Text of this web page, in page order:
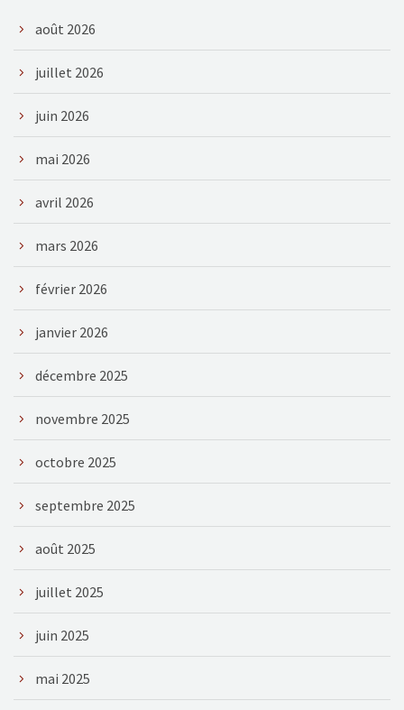
août 2026
juillet 2026
juin 2026
mai 2026
avril 2026
mars 2026
février 2026
janvier 2026
décembre 2025
novembre 2025
octobre 2025
septembre 2025
août 2025
juillet 2025
juin 2025
mai 2025